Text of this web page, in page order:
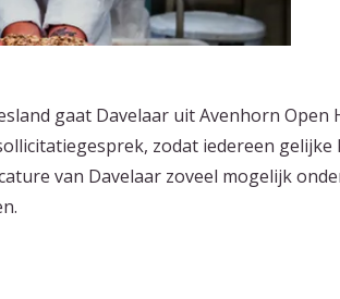
gaat Davelaar uit Avenhorn
zodat iedereen
van Davelaar zoveel mogelijk